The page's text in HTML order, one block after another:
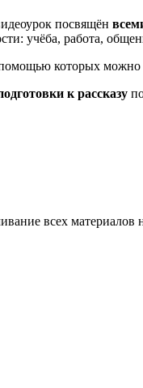
посвящён
учёба, работа,
которых можно
к рассказу
всех материалов